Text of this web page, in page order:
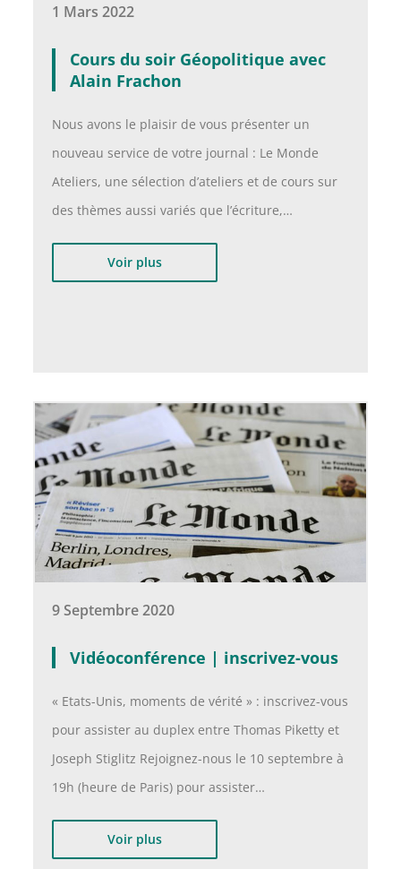
1 Mars 2022
Cours du soir Géopolitique avec
Alain Frachon
Nous avons le plaisir de vous présenter un
nouveau service de votre journal : Le Monde
Ateliers, une sélection d’ateliers et de cours sur
des thèmes aussi variés que l’écriture,…
Voir plus
9 Septembre 2020
Vidéoconférence | inscrivez-vous
« Etats-Unis, moments de vérité » : inscrivez-vous
pour assister au duplex entre Thomas Piketty et
Joseph Stiglitz Rejoignez-nous le 10 septembre à
19h (heure de Paris) pour assister…
Voir plus